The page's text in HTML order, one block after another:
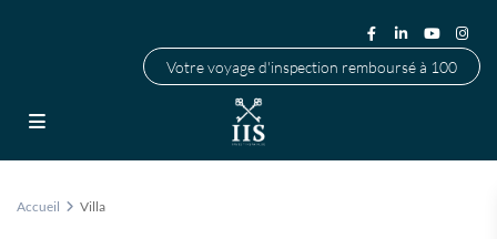
Votre voyage d'inspection remboursé à 100
Accueil Villa